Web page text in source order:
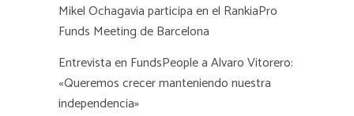
Mikel Ochagavia participa en el RankiaPro
Funds Meeting de Barcelona
Entrevista en FundsPeople a Alvaro Vitorero:
«Queremos crecer manteniendo nuestra
independencia»